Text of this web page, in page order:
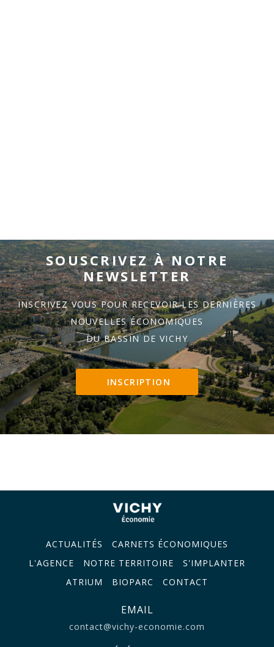
SOUSCRIVEZ À NOTRE
NEWSLETTER
INSCRIVEZ VOUS POUR RECEVOIR LES DERNIÈRES
NOUVELLES ÉCONOMIQUES
DU BASSIN DE VICHY
INSCRIPTION
ACTUALITÉS
CARNETS ÉCONOMIQUES
L'AGENCE
NOTRE TERRITOIRE
S'IMPLANTER
ATRIUM
BIOPARC CONTACT
EMAIL
contact@vichy-economie.com